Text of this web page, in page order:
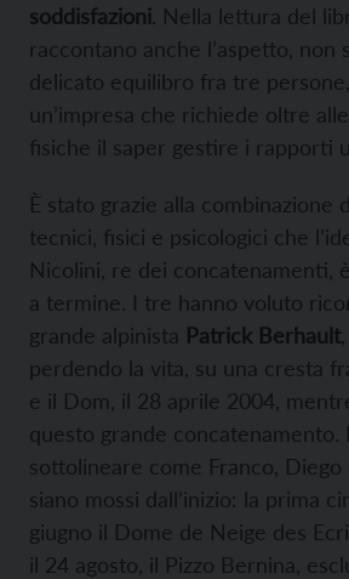
soddisfazioni. Nella lettura del
raccontano anche l’aspetto, non
delicato equilibro fra tre
un’impresa che richiede oltre
fisiche il saper gestire i rapporti
È stato grazie alla combinazione
tecnici, fisici e psicologici che
Nicolini, re dei concatenamenti,
a termine. I tre hanno voluto
grande alpinista Patrick Berhault
perdendo la vita, su una cresta
e il Dom, il 28 aprile 2004,
questo grande concatenamento.
sottolineare come Franco,
siano mossi dall’inizio: la prima
giugno il Dome de Neige des
il 24 agosto, il Pizzo Bernina,